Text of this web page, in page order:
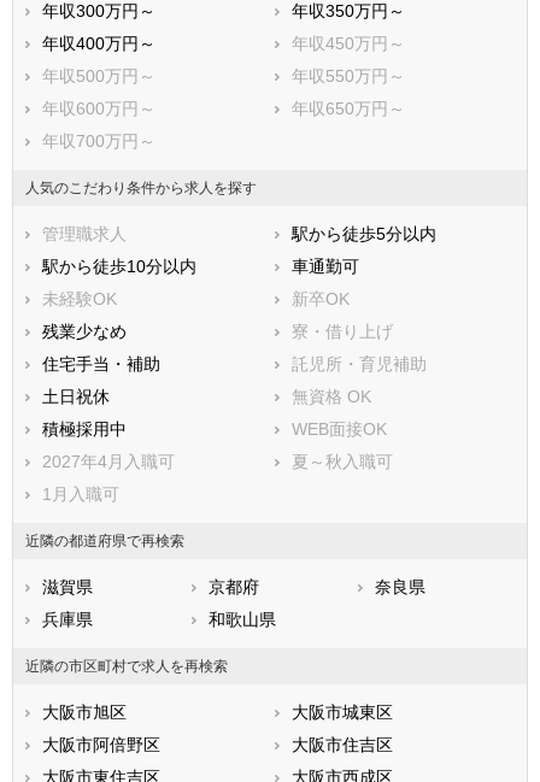
枚方市
茨木市
八尾市
泉佐野市
富田林市
寝屋川市
河内長野市
松原市
大東市
箕面市
羽曳野市
高石市
東大阪市
泉南市
四條畷市
交野市
大阪狭山市
阪南市
豊能郡豊能町
豊能郡能勢町
泉北郡忠岡町
泉南郡熊取町
泉南郡田尻町
南河内郡千早赤阪村
年収300万円～
年収350万円～
年収400万円～
年収450万円～
年収500万円～
年収550万円～
年収600万円～
年収650万円～
年収700万円～
人気のこだわり条件から求人を探す
管理職求人
駅から徒歩5分以内
駅から徒歩10分以内
車通勤可
未経験OK
新卒OK
残業少なめ
寮・借り上げ
住宅手当・補助
託児所・育児補助
土日祝休
無資格 OK
積極採用中
WEB面接OK
2027年4月入職可
夏～秋入職可
1月入職可
近隣の都道府県で再検索
滋賀県 京都府
奈良県
兵庫県
和歌山県
近隣の市区町村で求人を再検索
大阪市旭区
大阪市城東区
大阪市阿倍野区
大阪市住吉区
大阪市東住吉区
大阪市西成区